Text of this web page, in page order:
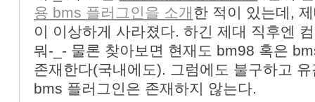
용 bms 플러그인을 소개 한 적이 있는데,
이 이상하게 사라졌다. 하긴 제대 직후엔
뭐-_- 물론 찾아보면 현재도 bm98 혹은
존재한다(국내에도). 그럼에도 불구하고
bms 플러그인은 존재하지 않는다.